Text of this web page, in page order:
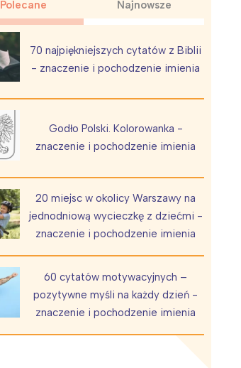
Polecane Najnowsze
70 najpiękniejszych cytatów z Biblii
- znaczenie i pochodzenie imienia
Godło Polski. Kolorowanka -
znaczenie i pochodzenie imienia
20 miejsc w okolicy Warszawy na
jednodniową wycieczkę z dziećmi -
znaczenie i pochodzenie imienia
60 cytatów motywacyjnych –
pozytywne myśli na każdy dzień -
znaczenie i pochodzenie imienia